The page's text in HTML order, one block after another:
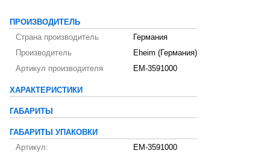
ПРОИЗВОДИТЕЛЬ
Страна производитель
Германия
Производитель
Eheim (Германия)
Артикул производителя
EM-3591000
ХАРАКТЕРИСТИКИ
ГАБАРИТЫ
ГАБАРИТЫ УПАКОВКИ
Артикул:
EM-3591000